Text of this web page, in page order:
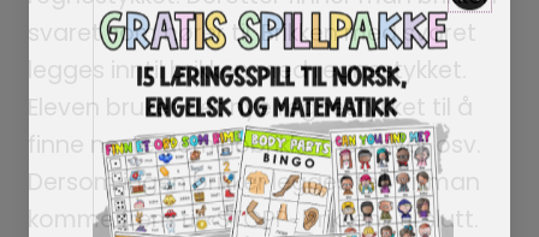
svaret som hører til. Brikken med svaret
legges inntil brikken med regnestykket.
Eleven bruker det nye regnestykket til å
finne neste dominobrikke med svar osv.
Dersom ingen brikker legges feil, vil man
komme frem til «STOPP-brikken» til slutt.